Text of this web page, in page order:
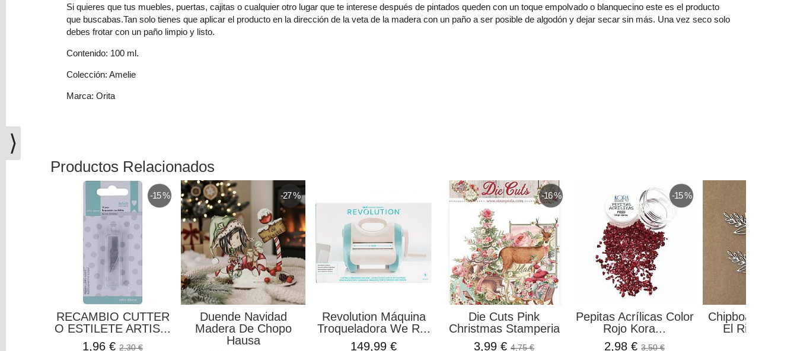
Carrito
compra
está
Sociales
Facebook
Si quieres que tus muebles, puertas, cajitas o cualquier otro lugar que te interese después de pintados queden con un toque empolvado o blanquecino este es el producto
que buscabas.Tan solo tienes que aplicar el producto en la dirección de la veta de la madera con un paño a ser posible de algodón y dejar secar sin más. Una vez seco solo
debes frotar con un paño limpio y listo.
Contenido: 100 ml.
Colección: Amelie
Marca: Orita
Productos Relacionados
-15 %
RECAMBIO CUTTER
O ESTILETE ARTIS...
1,96 €2,30 €
-27 %
Duende Navidad
Madera De Chopo
Hausa
Revolution Máquina
Troqueladora We R...
149,99 €
-16 %
Die Cuts Pink
Christmas Stamperia
3,99 €4,75 €
-15 %
Pepitas Acrílicas Color
Rojo Kora...
2,98 €3,50 €
Chipboard Dos
El Rincon
⟩